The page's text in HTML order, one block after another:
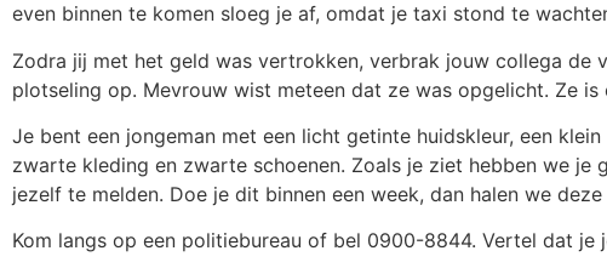
even binnen te komen sloeg je af, omdat je taxi stond te
Zodra jij met het geld was vertrokken, verbrak jouw collega de
plotseling op. Mevrouw wist meteen dat ze was opgelicht. Ze is
Je bent een jongeman met een licht getinte huidskleur, een
zwarte kleding en zwarte schoenen. Zoals je ziet hebben we
jezelf te melden. Doe je dit binnen een week, dan halen we
Kom langs op een politiebureau of bel 0900-8844. Vertel dat je